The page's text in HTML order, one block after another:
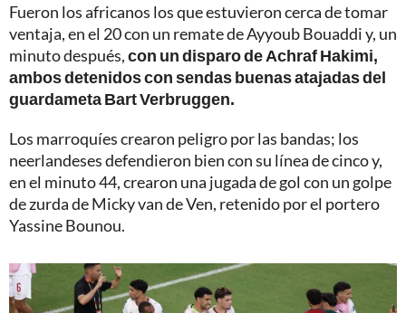
Fueron los africanos los que estuvieron cerca de tomar
ventaja, en el 20 con un remate de Ayyoub Bouaddi y, un
minuto después,con un disparo de Achraf Hakimi,
ambos detenidos con sendas buenas atajadas del
guardameta Bart Verbruggen.
Los marroquíes crearon peligro por las bandas; los
neerlandeses defendieron bien con su línea de cinco y,
en el minuto 44, crearon una jugada de gol con un golpe
de zurda de Micky van de Ven, retenido por el portero
Yassine Bounou.